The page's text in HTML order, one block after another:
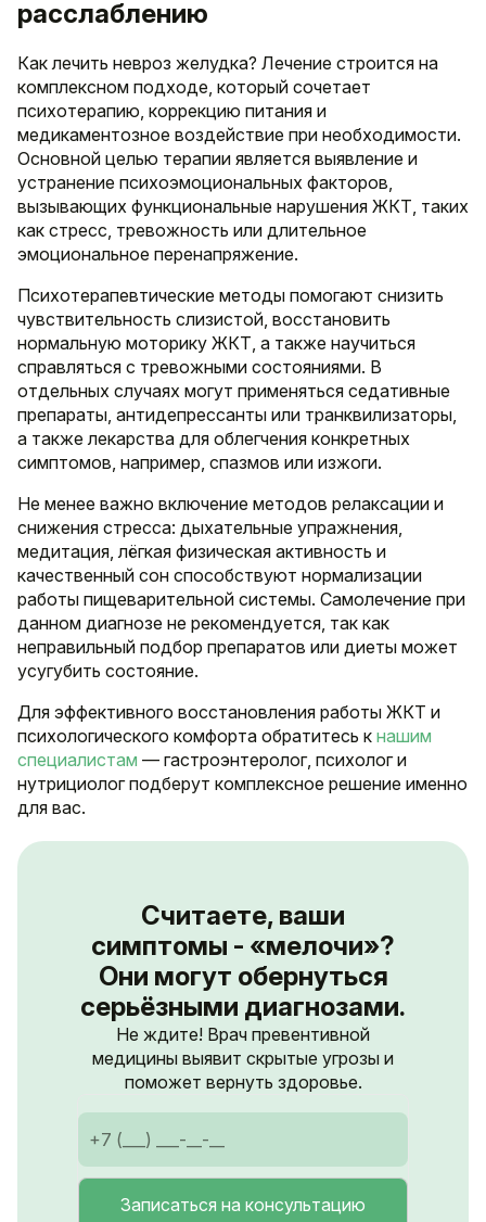
расслаблению
Как лечить невроз желудка? Лечение строится на
комплексном подходе, который сочетает
психотерапию, коррекцию питания и
медикаментозное воздействие при необходимости.
Основной целью терапии является выявление и
устранение психоэмоциональных факторов,
вызывающих функциональные нарушения ЖКТ, таких
как стресс, тревожность или длительное
эмоциональное перенапряжение.
Психотерапевтические методы помогают снизить
чувствительность слизистой, восстановить
нормальную моторику ЖКТ, а также научиться
справляться с тревожными состояниями. В
отдельных случаях могут применяться седативные
препараты, антидепрессанты или транквилизаторы,
а также лекарства для облегчения конкретных
симптомов, например, спазмов или изжоги.
Не менее важно включение методов релаксации и
снижения стресса: дыхательные упражнения,
медитация, лёгкая физическая активность и
качественный сон способствуют нормализации
работы пищеварительной системы. Самолечение при
данном диагнозе не рекомендуется, так как
неправильный подбор препаратов или диеты может
усугубить состояние.
Для эффективного восстановления работы ЖКТ и
психологического комфорта обратитесь к нашим
специалистам — гастроэнтеролог, психолог и
нутрициолог подберут комплексное решение именно
для вас.
Считаете, ваши
симптомы - «мелочи»?
Они могут обернуться
серьёзными диагнозами.
Не ждите! Врач превентивной
медицины выявит скрытые угрозы и
поможет вернуть здоровье.